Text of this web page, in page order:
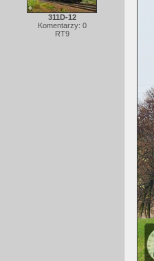
311D-12
Komentarzy: 0
RT9